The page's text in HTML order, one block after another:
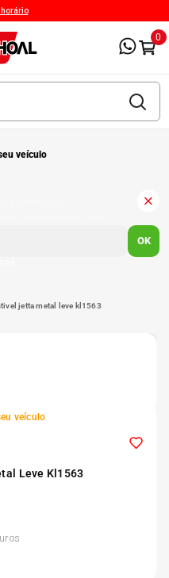
horário
0
veículo
OK
jetta metal leve kl1563
veículo
Leve Kl1563